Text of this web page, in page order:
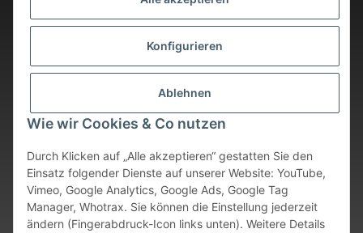
Konfigurieren
Ablehnen
Wie wir Cookies & Co nutzen
Durch Klicken auf „Alle akzeptieren“ gestatten Sie den
Einsatz folgender Dienste auf unserer Website: YouTube,
Vimeo, Google Analytics, Google Ads, Google Tag
Manager, Whotrax. Sie können die Einstellung jederzeit
ändern (Fingerabdruck-Icon links unten). Weitere Details
Vertrag widerrufen